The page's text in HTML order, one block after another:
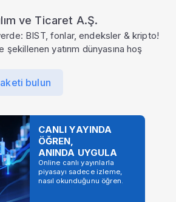
ve Ticaret A.Ş.
BIST, fonlar, endeksler & kripto!
şekillenen yatırım dünyasına hoş
bulun
CANLI YAYINDA
ÖĞREN,
ANINDA UYGULA
Online canlı yayınlarla
piyasayı sadece izleme,
nasıl okunduğunu öğren.